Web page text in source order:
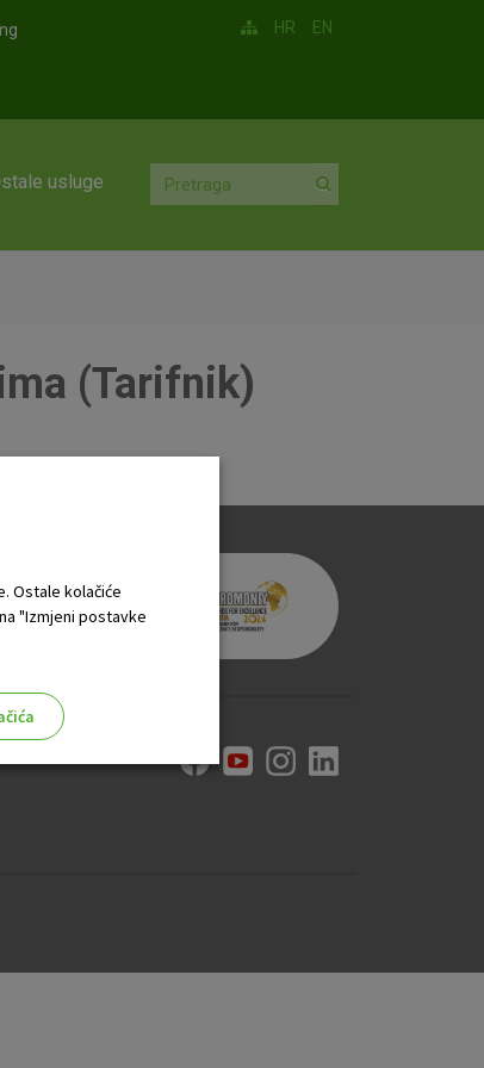
HR EN
usluge
(Tarifnik)
Ostale kolačiće
"Izmjeni postavke